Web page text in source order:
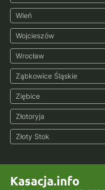
Wleń
Wojcieszów
Wrocław
Ząbkowice Śląskie
Ziębice
Złotoryja
Złoty Stok
Kasacja.info